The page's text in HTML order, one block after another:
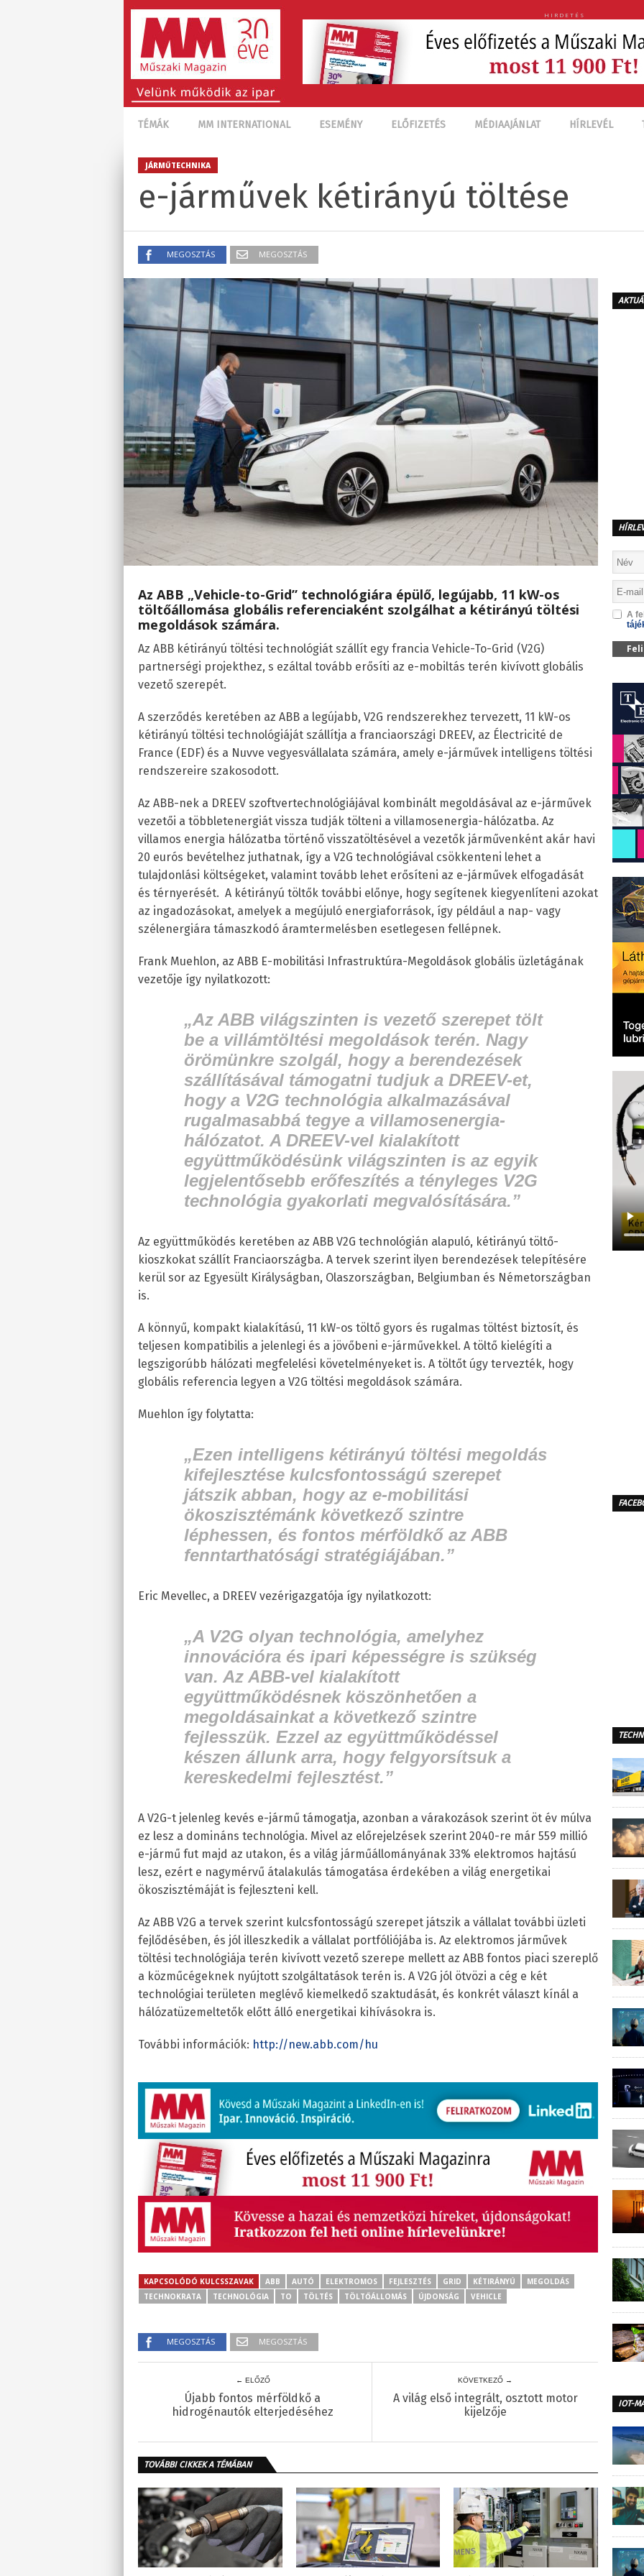
HIRDETÉS
TÉMÁK MM INTERNATIONAL ESEMÉNY ELŐFIZETÉS MÉDIAAJÁNLAT HÍRLEVÉL
JÁRMŰTECHNIKA
e-járművek kétirányú töltése
MEGOSZTÁS MEGOSZTÁS
Az ABB „Vehicle-to-Grid” technológiára épülő, legújabb, 11 kW-os
töltőállomása globális referenciaként szolgálhat a kétirányú töltési
megoldások számára.
Az ABB kétirányú töltési technológiát szállít egy francia Vehicle-To-Grid (V2G)
partnerségi projekthez, s ezáltal tovább erősíti az e-mobiltás terén kivívott globális
vezető szerepét.
A szerződés keretében az ABB a legújabb, V2G rendszerekhez tervezett, 11 kW-os
kétirányú töltési technológiáját szállítja a franciaországi DREEV, az Électricité de
France (EDF) és a Nuvve vegyesvállalata számára, amely e-járművek intelligens töltési
rendszereire szakosodott.
Az ABB-nek a DREEV szoftvertechnológiájával kombinált megoldásával az e-járművek
vezetői a többletenergiát vissza tudják tölteni a villamosenergia-hálózatba. Az
villamos energia hálózatba történő visszatöltésével a vezetők járművenként akár havi
20 eurós bevételhez juthatnak, így a V2G technológiával csökkenteni lehet a
tulajdonlási költségeket, valamint tovább lehet erősíteni az e-járművek elfogadását
és térnyerését. A kétirányú töltők további előnye, hogy segítenek kiegyenlíteni azokat
az ingadozásokat, amelyek a megújuló energiaforrások, így például a nap- vagy
szélenergiára támaszkodó áramtermelésben esetlegesen fellépnek.
Frank Muehlon, az ABB E-mobilitási Infrastruktúra-Megoldások globális üzletágának
vezetője így nyilatkozott:
„Az ABB világszinten is vezető szerepet tölt
be a villámtöltési megoldások terén. Nagy
örömünkre szolgál, hogy a berendezések
szállításával támogatni tudjuk a DREEV-et,
hogy a V2G technológia alkalmazásával
rugalmasabbá tegye a villamosenergia-
hálózatot. A DREEV-vel kialakított
együttműködésünk világszinten is az egyik
legjelentősebb erőfeszítés a tényleges V2G
technológia gyakorlati megvalósítására.”
Az együttműködés keretében az ABB V2G technológián alapuló, kétirányú töltő-
kioszkokat szállít Franciaországba. A tervek szerint ilyen berendezések telepítésére
kerül sor az Egyesült Királyságban, Olaszországban, Belgiumban és Németországban
is.
A könnyű, kompakt kialakítású, 11 kW-os töltő gyors és rugalmas töltést biztosít, és
teljesen kompatibilis a jelenlegi és a jövőbeni e-járművekkel. A töltő kielégíti a
legszigorúbb hálózati megfelelési követelményeket is. A töltőt úgy tervezték, hogy
globális referencia legyen a V2G töltési megoldások számára.
Muehlon így folytatta:
„Ezen intelligens kétirányú töltési megoldás
kifejlesztése kulcsfontosságú szerepet
játszik abban, hogy az e-mobilitási
ökoszisztémánk következő szintre
léphessen, és fontos mérföldkő az ABB
fenntarthatósági stratégiájában.”
Eric Mevellec, a DREEV vezérigazgatója így nyilatkozott:
„A V2G olyan technológia, amelyhez
innovációra és ipari képességre is szükség
van. Az ABB-vel kialakított
együttműködésnek köszönhetően a
megoldásainkat a következő szintre
fejlesszük. Ezzel az együttműködéssel
készen állunk arra, hogy felgyorsítsuk a
kereskedelmi fejlesztést.”
A V2G-t jelenleg kevés e-jármű támogatja, azonban a várakozások szerint öt év múlva
ez lesz a domináns technológia. Mivel az előrejelzések szerint 2040-re már 559 millió
e-jármű fut majd az utakon, és a világ járműállományának 33% elektromos hajtású
lesz, ezért e nagymérvű átalakulás támogatása érdekében a világ energetikai
ökoszisztémáját is fejleszteni kell.
Az ABB V2G a tervek szerint kulcsfontosságú szerepet játszik a vállalat további üzleti
fejlődésében, és jól illeszkedik a vállalat portfóliójába is. Az elektromos járművek
töltési technológiája terén kivívott vezető szerepe mellett az ABB fontos piaci szereplő
a közműcégeknek nyújtott szolgáltatások terén is. A V2G jól ötvözi a cég e két
technológiai területen meglévő kiemelkedő szaktudását, és konkrét választ kínál a
hálózatüzemeltetők előtt álló energetikai kihívásokra is.
További információk: http://new.abb.com/hu
KAPCSOLÓDÓ KULCSSZAVAK ABB AUTÓ ELEKTROMOS FEJLESZTÉS GRID KÉTIRÁNYÚ
MEGOLDÁS
TECHNOKRATA
TECHNOLÓGIA TO TÖLTÉS TÖLTŐÁLLOMÁS ÚJDONSÁG VEHICLE
MEGOSZTÁS MEGOSZTÁS
← ELŐZŐ
Újabb fontos mérföldkő a
hidrogénautók elterjedéséhez
KÖVETKEZŐ →
A világ első integrált, osztott motor
kijelzője
TOVÁBBI CIKKEK A TÉMÁBAN
A
IOT-